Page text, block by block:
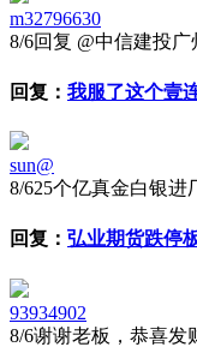
m32796630
8/6回复 @中信建投
回复： 我服了这个壹
sun@
8/625个亿真金白银进
回复： 弘业期货跌停
93934902
8/6谢谢老板，恭喜发